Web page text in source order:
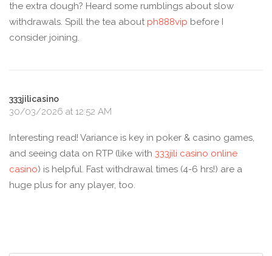
the extra dough? Heard some rumblings about slow
withdrawals. Spill the tea about ph888vip before I
consider joining.
333jilicasino
30/03/2026 at 12:52 AM
Interesting read! Variance is key in poker & casino games,
and seeing data on RTP (like with 333jili casino online
casino) is helpful. Fast withdrawal times (4-6 hrs!) are a
huge plus for any player, too.